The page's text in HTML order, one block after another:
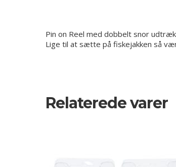
Pin on Reel med dobbelt snor
Lige til at sætte på fiskejakken så
Relaterede varer